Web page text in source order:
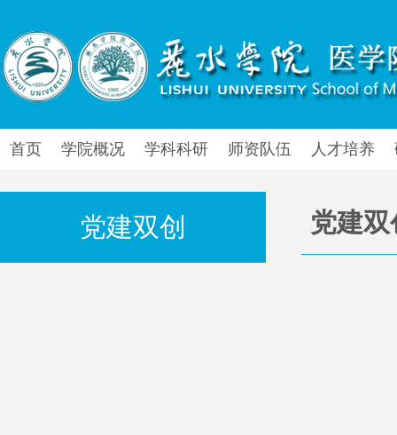
首页 学院概况 学科科研 师资队伍 人才培养
党建双创 党建双